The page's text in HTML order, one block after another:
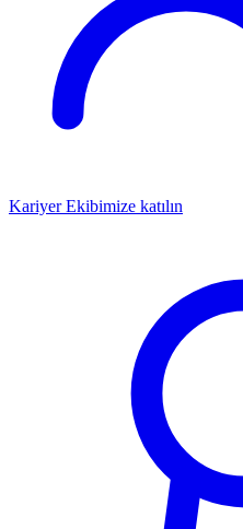
Kariyer Ekibimize katılın